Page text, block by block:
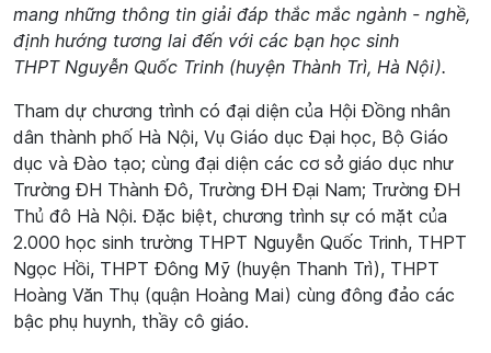
mang những thông tin giải đáp thắc mắc ngành - nghề,
định hướng tương lai đến với các bạn học sinh
THPT Nguyễn Quốc Trinh (huyện Thành Trì, Hà Nội).
Tham dự chương trình có đại diện của Hội Đồng nhân
dân thành phố Hà Nội, Vụ Giáo dục Đại học, Bộ Giáo
dục và Đào tạo; cùng đại diện các cơ sở giáo dục như
Trường ĐH Thành Đô, Trường ĐH Đại Nam; Trường ĐH
Thủ đô Hà Nội. Đặc biệt, chương trình sự có mặt của
2.000 học sinh trường THPT Nguyễn Quốc Trinh, THPT
Ngọc Hồi, THPT Đông Mỹ (huyện Thanh Trì), THPT
Hoàng Văn Thụ (quận Hoàng Mai) cùng đông đảo các
bậc phụ huynh, thầy cô giáo.